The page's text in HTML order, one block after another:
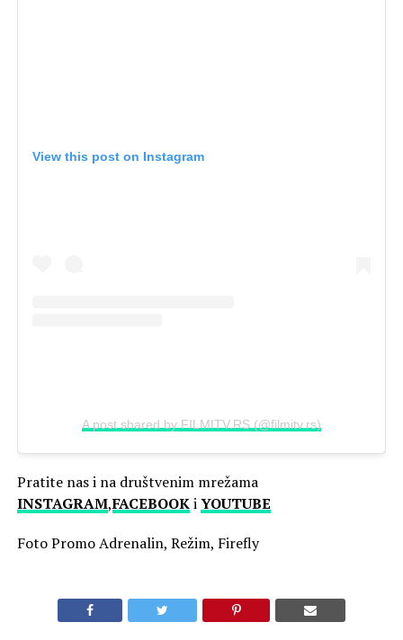
View this post on Instagram
A post shared by FILMITV.RS (@filmitv.rs)
Pratite nas i na društvenim mrežama
INSTAGRAM,FACEBOOKiYOUTUBE
Foto Promo Adrenalin, Režim, Firefly